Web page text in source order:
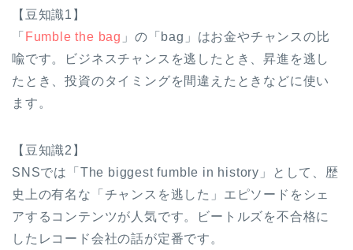
【豆知識1】
「 Fumble the bag 」の「bag」はお金やチャンスの比
喩です。ビジネスチャンスを逃したとき、昇進を逃し
たとき、投資のタイミングを間違えたときなどに使い
ます。
【豆知識2】
SNSでは「The biggest fumble in history」として、歴
史上の有名な「チャンスを逃した」エピソードをシェ
アするコンテンツが人気です。ビートルズを不合格に
したレコード会社の話が定番です。